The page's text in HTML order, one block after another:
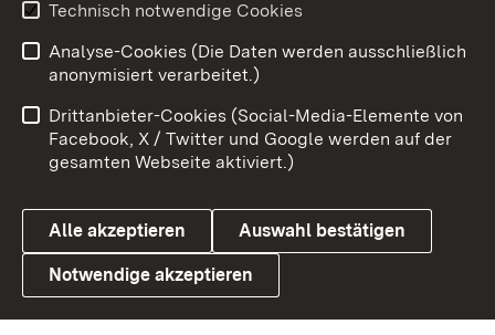
Link zum Landesportal
Impressum
Kontakt
Barrierefreiheit
Datenschutz
Cookies
Technisch notwendige Cookies
Analyse-Cookies (Die Daten werden ausschließlich
anonymisiert verarbeitet.)
Drittanbieter-Cookies (Social-Media-Elemente von
Facebook, X / Twitter und Google werden auf der
gesamten Webseite aktiviert.)
Alle akzeptieren Auswahl bestätigen
Notwendige akzeptieren